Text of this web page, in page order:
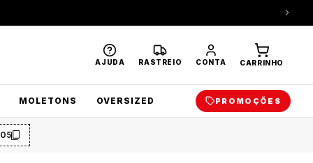
AJUDA RASTREIO CONTA CARRINHO
MOLETONS OVERSIZED PROMOÇÕES